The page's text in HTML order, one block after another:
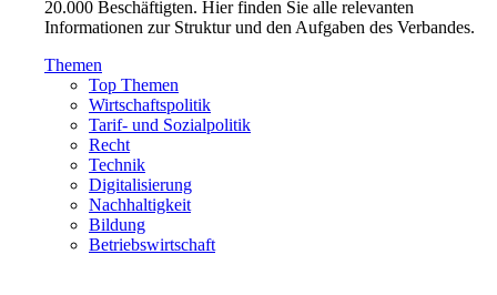
20.000 Beschäftigten. Hier finden Sie alle relevanten
Informationen zur Struktur und den Aufgaben des Verbandes.
Themen
Top Themen
Wirtschaftspolitik
Tarif- und Sozialpolitik
Recht
Technik
Digitalisierung
Nachhaltigkeit
Bildung
Betriebswirtschaft